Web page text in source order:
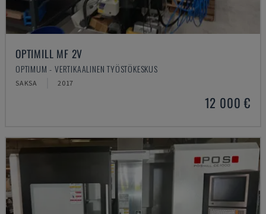
OPTIMILL MF 2V
OPTIMUM - VERTIKAALINEN TYÖSTÖKESKUS
SAKSA 2017
12 000 €